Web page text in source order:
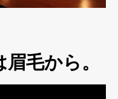
毛から。